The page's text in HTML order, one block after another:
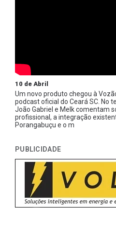
10 de Abril
Um novo produto chegou à
podcast oficial do Ceará SC. No
João Gabriel e Melk comentam
profissional, a integração
Porangabuçu e o m
PUBLICIDADE